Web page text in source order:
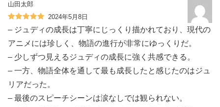
山田太郎
2024年5月8日
– ジュディの成長は丁寧にじっくり描かれており、現代の
アニメには珍しく、物語の進行が非常にゆっくりだ。
– 少しずつ見えるジュディの成長に強く共感できる。
– 一方、物語全体を通して最も成長したと感じたのはジュ
リアだった。
– 最後のスピーチシーンは涙なしでは観られない。